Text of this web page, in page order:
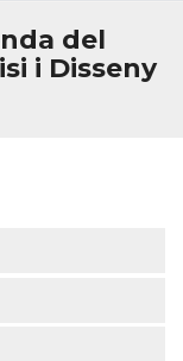
del
i Disseny